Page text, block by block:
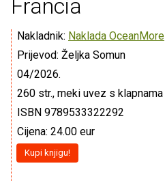
Francia
Nakladnik: Naklada OceanMore
Prijevod: Željka Somun
04/2026.
260 str., meki uvez s klapnama
ISBN 9789533322292
Cijena: 24.00 eur
Kupi knjigu!